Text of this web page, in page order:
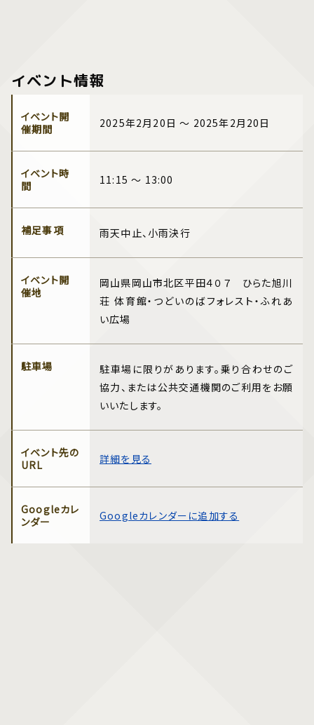
イベント情報
イベント開
催期間
2025年2月20日 ～ 2025年2月20日
イベント時
間
11:15 ～ 13:00
補足事項 雨天中止、小雨決行
イベント開
催地
岡山県岡山市北区平田４０７ ひらた旭川
荘 体育館・つどいのばフォレスト・ふれあ
い広場
駐車場
駐車場に限りがあります。乗り合わせのご
協力、または公共交通機関のご利用をお願
いいたします。
イベント先の
URL
詳細を見る
Googleカレ
ンダー
Googleカレンダーに追加する